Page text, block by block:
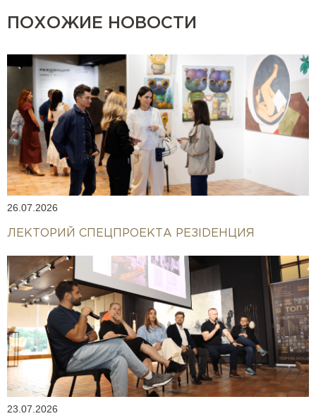
ПОХОЖИЕ НОВОСТИ
26.07.2026
ЛЕКТОРИЙ СПЕЦПРОЕКТА РЕЗIDEНЦИЯ
23.07.2026